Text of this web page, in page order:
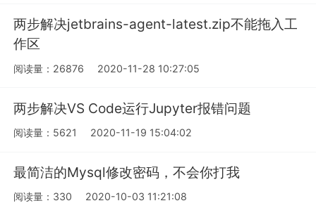
两步解决jetbrains-agent-latest.zip不能拖入工
作区
阅读量：26876 2020-11-28 10:27:05
两步解决VS Code运行Jupyter报错问题
阅读量：5621 2020-11-19 15:04:02
最简洁的Mysql修改密码，不会你打我
阅读量：330 2020-10-03 11:21:08